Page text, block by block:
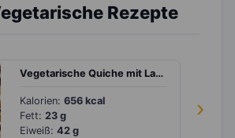
Rezepte
›
Vegetarische Quiche mit Lauch und Champignons
Kalorien:656 kcal
Fett: 23 g
Eiweiß:42 g